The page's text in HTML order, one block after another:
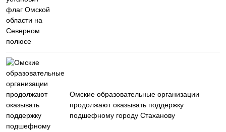
Омские образовательные организации
продолжают оказывать поддержку
подшефному городу Стаханову